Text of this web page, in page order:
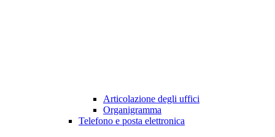
Articolazione degli uffici
Organigramma
Telefono e posta elettronica